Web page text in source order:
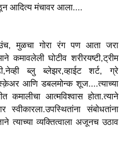
आदित्य मंचावर आला....
मुळचा गोरा रंग पण आता जरा
कमावलेली घोटीव शरीरयष्टी,ट्रीम
ब्लु ब्लेझर,व्हाईट शर्ट, ग्रे
आणि डबलमोन्क शूज....त्याच्या
कमालीचा आत्मविश्वास होता.त्याने
स्वीकारला.उपस्थितांना संबोधतांना
त्याच्या व्यक्तित्वाला अजूनच उठाव